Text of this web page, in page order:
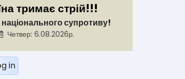
тримає стрій!!!
супротиву!
Четвер: 6.08.2026р.
in